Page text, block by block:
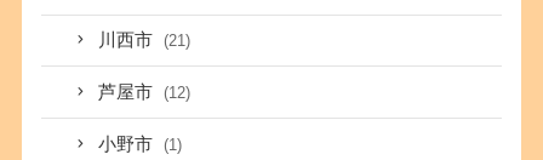
川西市 (21)
芦屋市 (12)
小野市 (1)